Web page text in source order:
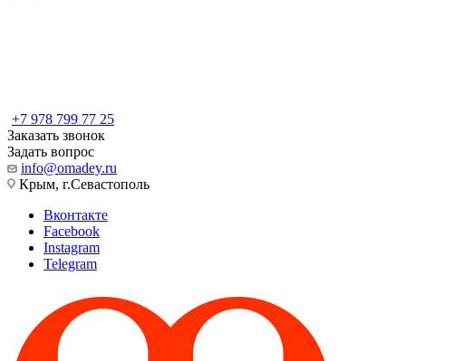
+7 978 799 77 25
Заказать звонок
Задать вопрос
info@omadey.ru
Крым, г.Севастополь
Вконтакте
Facebook
Instagram
Telegram